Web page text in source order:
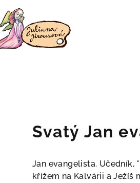
Svatý Jan
Jan evangelista. Učedník,
křížem na Kalvárii a Ježíš